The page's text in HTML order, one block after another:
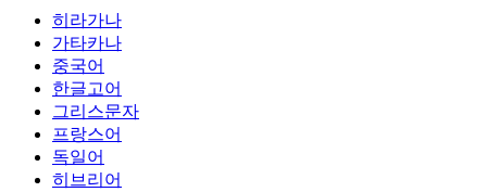
히라가나
가타카나
중국어
한글고어
그리스문자
프랑스어
독일어
히브리어